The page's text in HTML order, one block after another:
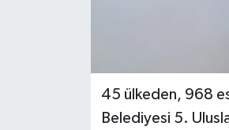
45 ülkeden, 968
Belediyesi 5.